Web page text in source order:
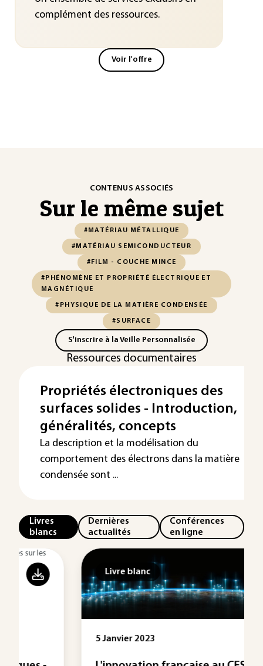
complément des ressources.
Voir l'offre
CONTENUS ASSOCIÉS
Sur le même sujet
#MATÉRIAU MÉTALLIQUE
#MATÉRIAU SEMICONDUCTEUR
#FILM - COUCHE MINCE
#PHÉNOMÈNE ET PROPRIÉTÉ ÉLECTRIQUE ET
MAGNÉTIQUE
#PHYSIQUE DE LA MATIÈRE CONDENSÉE
#SURFACE
S'inscrire à la Veille Personnalisée
Ressources documentaires
Propriétés électroniques des
surfaces solides - Introduction,
généralités, concepts
La description et la modélisation du
comportement des électrons dans la matière
condensée sont ...
Livres
blancs
Dernières
actualités
Conférences
en ligne
Livre blanc
5 Janvier 2023